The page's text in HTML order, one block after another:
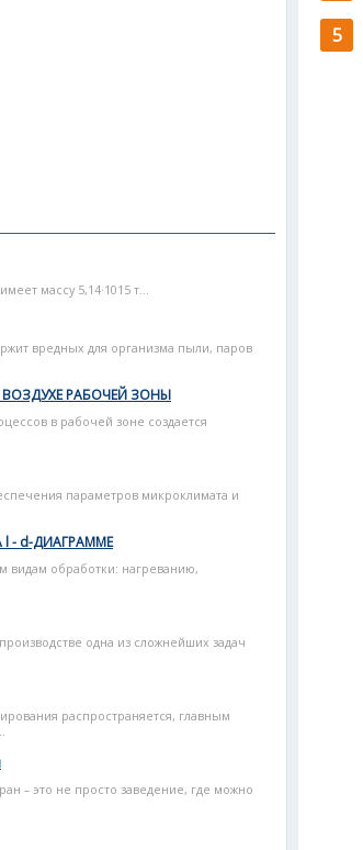
массу 5,14·1015 т...
вредных для организма пыли, паров
РАБОЧЕЙ ЗОНЫ
в рабочей зоне создается
параметров микроклимата и
- d-ДИАГРАММЕ
видам обработки: нагреванию,
одна из сложнейших задач
распространяется, главным
– это не просто заведение, где можно
5